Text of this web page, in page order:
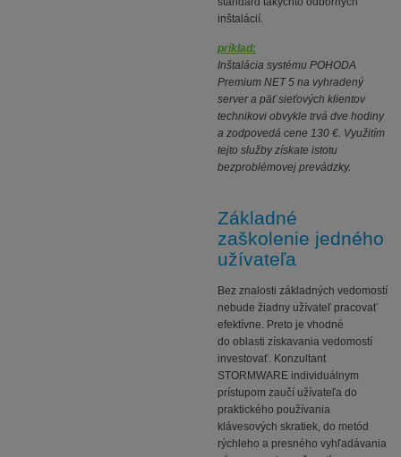
inštalácií.
príklad:
Inštalácia systému POHODA
Premium NET 5 na vyhradený
server a päť sieťových klientov
technikovi obvykle trvá dve hodiny
a zodpovedá cene 130 €. Využitím
tejto služby získate istotu
bezproblémovej prevádzky.
Základné
zaškolenie jedného
užívateľa
Bez znalosti základných vedomostí
nebude žiadny užívateľ pracovať
efektívne. Preto je vhodné
do oblasti získavania vedomostí
investovať. Konzultant
STORMWARE individuálnym
prístupom zaučí užívateľa do
praktického používania
klávesových skratiek, do metód
rýchleho a presného vyhľadávania